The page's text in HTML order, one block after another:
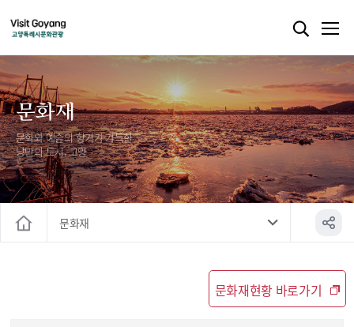
문화재
문화와 예술의 향기가 가득한
낭만의 도시, 고양
문화재
문화재현황 바로가기